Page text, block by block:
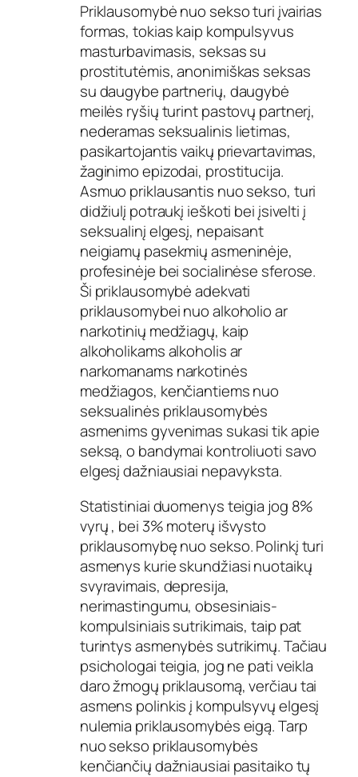
Priklausomybė nuo sekso turi įvairias
formas, tokias kaip kompulsyvus
masturbavimasis, seksas su
prostitutėmis, anonimiškas seksas
su daugybe partnerių, daugybė
meilės ryšių turint pastovų partnerį,
nederamas seksualinis lietimas,
pasikartojantis vaikų prievartavimas,
žaginimo epizodai, prostitucija.
Asmuo priklausantis nuo sekso, turi
didžiulį potraukį ieškoti bei įsivelti į
seksualinį elgesį, nepaisant
neigiamų pasekmių asmeninėje,
profesinėje bei socialinėse sferose.
Ši priklausomybė adekvati
priklausomybei nuo alkoholio ar
narkotinių medžiagų, kaip
alkoholikams alkoholis ar
narkomanams narkotinės
medžiagos, kenčiantiems nuo
seksualinės priklausomybės
asmenims gyvenimas sukasi tik apie
seksą, o bandymai kontroliuoti savo
elgesį dažniausiai nepavyksta.
Statistiniai duomenys teigia jog 8%
vyrų , bei 3% moterų išvysto
priklausomybę nuo sekso. Polinkį turi
asmenys kurie skundžiasi nuotaikų
svyravimais, depresija,
nerimastingumu, obsesiniais-
kompulsiniais sutrikimais, taip pat
turintys asmenybės sutrikimų. Tačiau
psichologai teigia, jog ne pati veikla
daro žmogų priklausomą, verčiau tai
asmens polinkis į kompulsyvų elgesį
nulemia priklausomybės eigą. Tarp
nuo sekso priklausomybės
kenčiančių dažniausiai pasitaiko tų